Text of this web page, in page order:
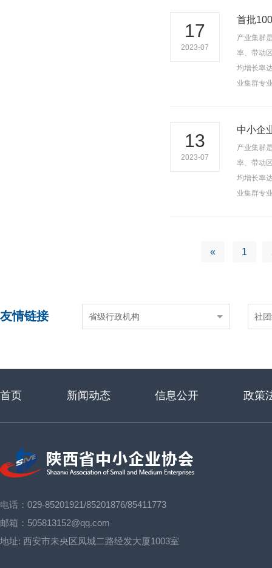
17
2023-07
首批
产业集群
率、带动
均增长率
业集群专
13
2023-07
中小企
产业集群
率、带动
均增长率
业集群专
« 1
友情链接 省级行政机构 社
首页 新闻动态 信息公开 政策
电话：029-85201921/85201876/85411773
邮箱：505813152@qq.com
地址: 西安市未央区凤城二路经发大厦1003室